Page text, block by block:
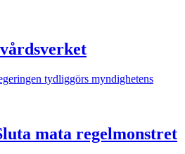
tydliggörs myndighetens
mata regelmonstret